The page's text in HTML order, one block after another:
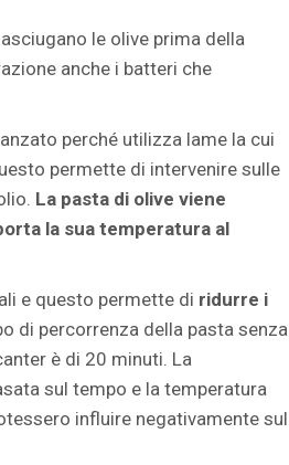
le olive prima della
anche i batteri che
perché utilizza lame la cui
permette di intervenire sulle
La pasta di olive viene
la sua temperatura al
e questo permette di ridurre i
di percorrenza della pasta senza
è di 20 minuti. La
sul tempo e la temperatura
influire negativamente sul